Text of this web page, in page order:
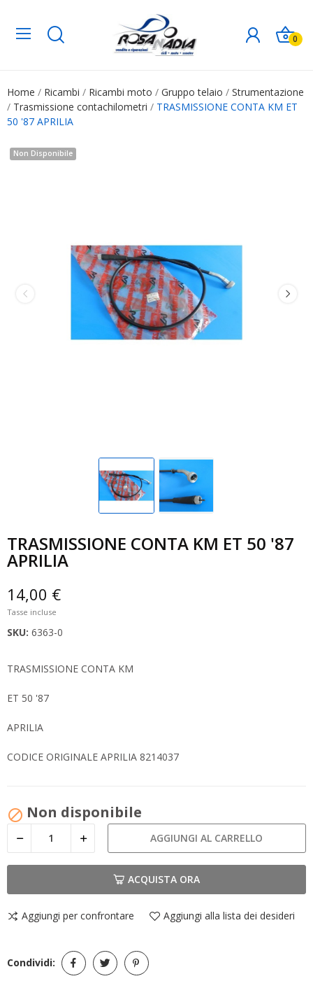
0
Home Ricambi Ricambi moto Gruppo telaio
Strumentazione
Trasmissione contachilometri
TRASMISSIONE CONTA KM ET
50 '87 APRILIA
Non Disponibile
TRASMISSIONE CONTA KM ET 50 '87
APRILIA
14,00 €
Tasse incluse
SKU: 6363-0
TRASMISSIONE CONTA KM
ET 50 '87
APRILIA
CODICE ORIGINALE APRILIA 8214037
 Non disponibile
AGGIUNGI AL CARRELLO
ACQUISTA ORA
Aggiungi per confrontare Aggiungi alla lista dei desideri
Condividi: